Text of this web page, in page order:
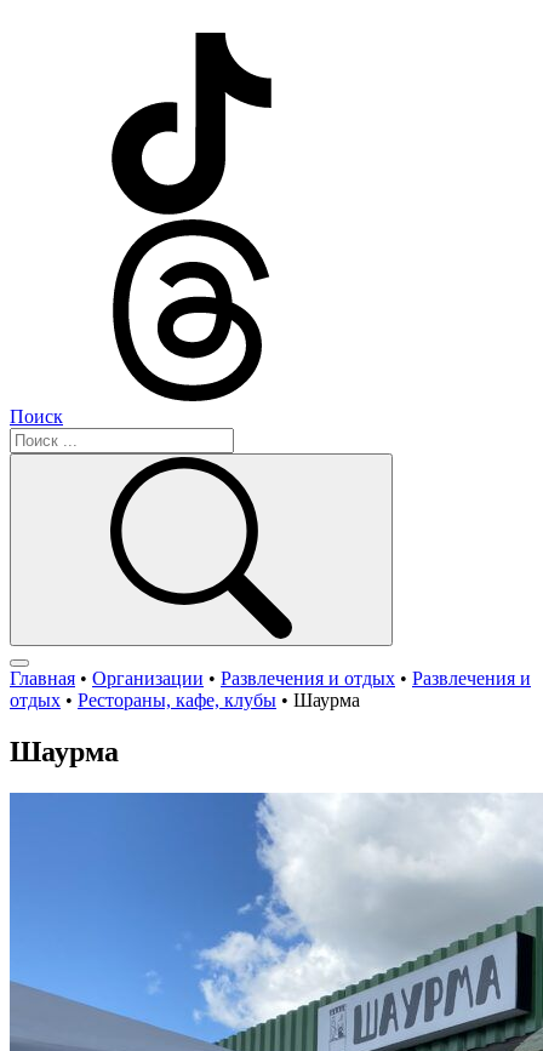
Поиск
Главная • Организации • Развлечения и отдых • Развлечения и
отдых • Рестораны, кафе, клубы • Шаурма
Шаурма